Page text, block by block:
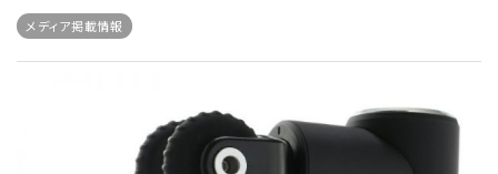
メディア掲載情報